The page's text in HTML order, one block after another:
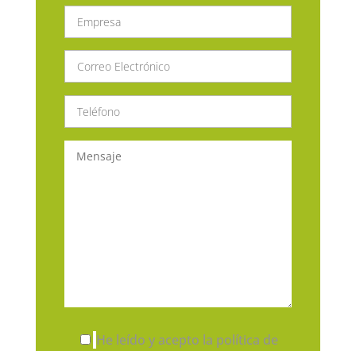
He leído y acepto la política de